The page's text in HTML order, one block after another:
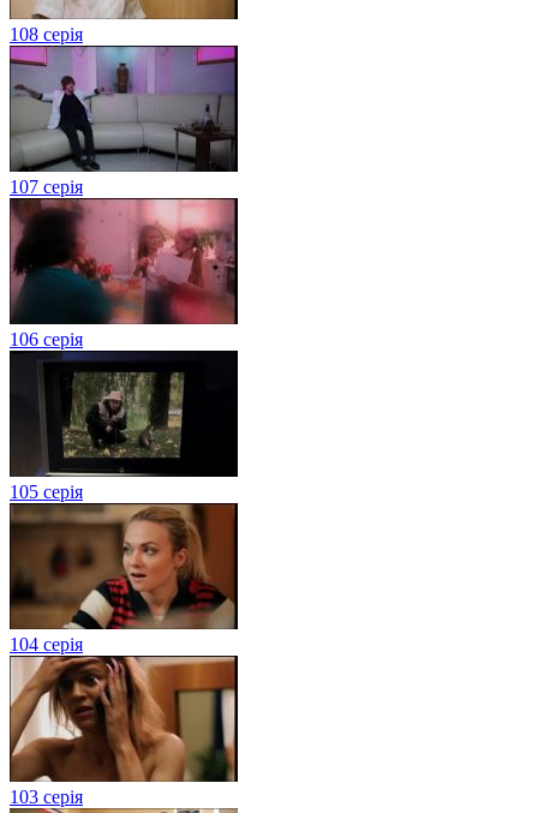
108 серія
107 серія
106 серія
105 серія
104 серія
103 серія